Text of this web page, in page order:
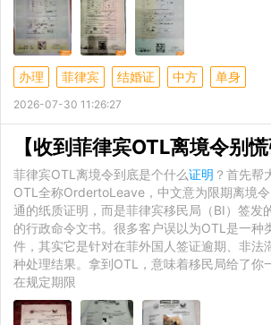
办理 菲律宾 结婚证 中方 单身
2026-07-30 11:26:27
菲律宾OTL离境令到底是个什么证明 ？首先帮
OTL全称OrdertoLeave，中文意为限期离境
通的纸质证明，而是菲律宾移民局（BI）签发
的行政命令文书。很多客户误以为OTL是一种
件，其实它是针对在菲外国人签证逾期、非法
种处理结果。拿到OTL，意味着移民局给了你
在规定期限